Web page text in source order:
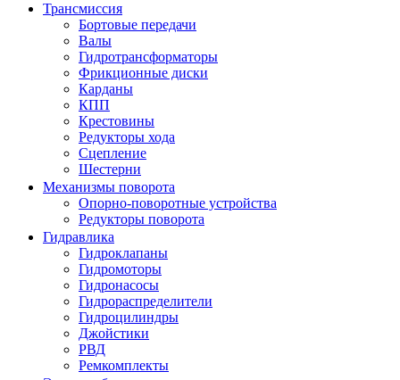
Трансмиссия
Бортовые передачи
Валы
Гидротрансформаторы
Фрикционные диски
Карданы
КПП
Крестовины
Редукторы хода
Сцепление
Шестерни
Механизмы поворота
Опорно-поворотные устройства
Редукторы поворота
Гидравлика
Гидроклапаны
Гидромоторы
Гидронасосы
Гидрораспределители
Гидроцилиндры
Джойстики
РВД
Ремкомплекты